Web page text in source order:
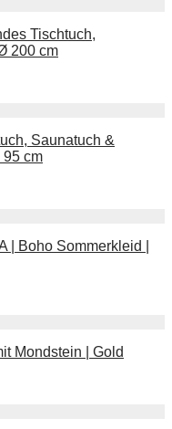
Tischtuch,
200 cm
Saunatuch &
95 cm
| Boho Sommerkleid |
Mondstein | Gold